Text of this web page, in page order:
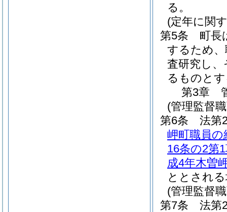
る。
(定年に関
第5条
町長
するため
査研究し
るものと
第3章
(管理監督
第6条
法第
岬町職員
16条の2第
成4年木曽
ととされ
(管理監督
第7条
法第